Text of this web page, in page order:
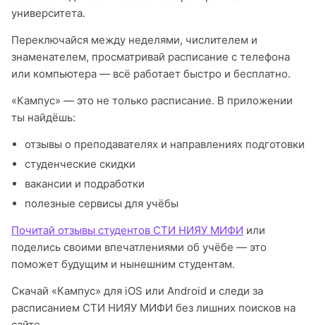
университета.
Переключайся между неделями, числителем и
знаменателем, просматривай расписание с телефона
или компьютера — всё работает быстро и бесплатно.
«Кампус» — это не только расписание. В приложении
ты найдёшь:
отзывы о преподавателях и направлениях подготовки
студенческие скидки
вакансии и подработки
полезные сервисы для учёбы
Почитай отзывы студентов СТИ НИЯУ МИФИ или
поделись своими впечатлениями об учёбе — это
поможет будущим и нынешним студентам.
Скачай «Кампус» для iOS или Android и следи за
расписанием СТИ НИЯУ МИФИ без лишних поисков на